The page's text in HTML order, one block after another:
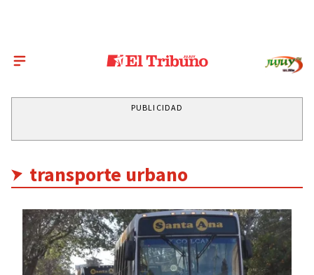
PUBLICIDAD
transporte urbano